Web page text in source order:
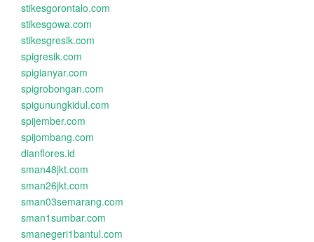
stikesgorontalo.com
stikesgowa.com
stikesgresik.com
spigresik.com
spigianyar.com
spigrobongan.com
spigunungkidul.com
spijember.com
spijombang.com
dianflores.id
sman48jkt.com
sman26jkt.com
sman03semarang.com
sman1sumbar.com
smanegeri1bantul.com